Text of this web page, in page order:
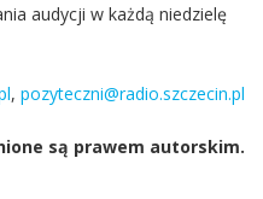
audycji w każdą niedzielę
,pozyteczni@radio.szczecin.pl
są prawem autorskim.